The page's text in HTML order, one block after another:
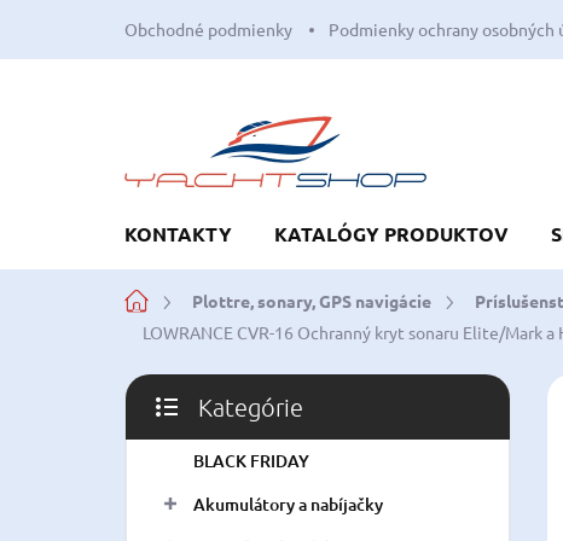
obsah
Obchodné podmienky Podmienky ochrany osobných
KONTAKTY KATALÓGY PRODUKTOV
DomovPlottre, sonary, GPS navigácie
LOWRANCE CVR-16 Ochranný kryt sonaru Elite/Mark a
B
č
Preskočiť
kategórie
Kategórie
BLACK FRIDAY
Akumulátory a nabíjačky